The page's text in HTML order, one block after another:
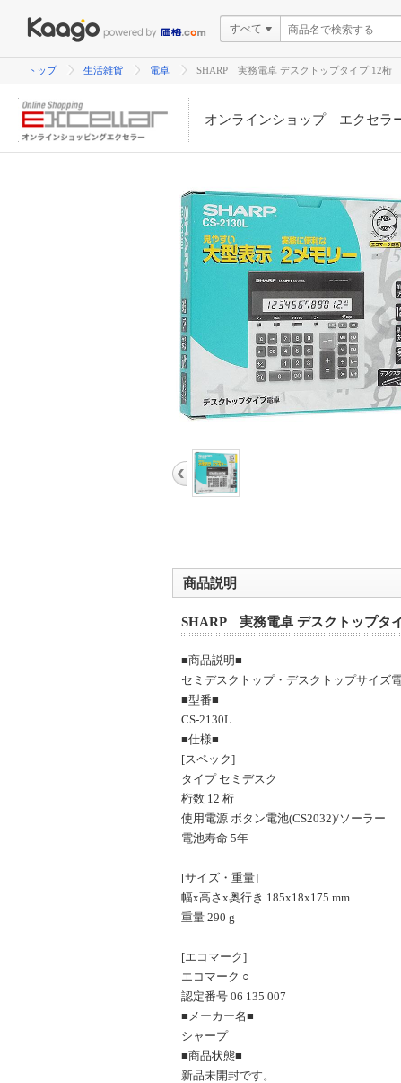
すべて
トップ 生活雑貨 電卓 SHARP 実務電卓 デスクトップタイプ 12桁
オンラインショップ エクセラ
商品説明
SHARP 実務電卓 デスクトップタ
■商品説明■
セミデスクトップ・デスクトップサイズ
■型番■
CS-2130L
■仕様■
[スペック]
タイプ セミデスク
桁数 12 桁
使用電源 ボタン電池(CS2032)/ソーラー
電池寿命 5年
[サイズ・重量]
幅x高さx奥行き 185x18x175 mm
重量 290 g
[エコマーク]
エコマーク ○
認定番号 06 135 007
■メーカー名■
シャープ
■商品状態■
新品未開封です。